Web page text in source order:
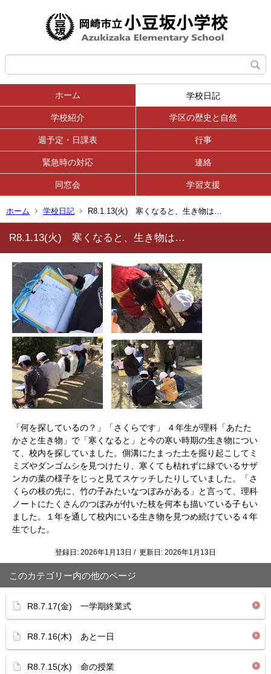
ホーム 学校日記
学校紹介 学区の歴史と自然
週予定・日課表 行事
緊急時の対応 連絡
同窓会 学習支援
ホーム 学校日記 R8.1.13(火) 寒くなると、生き物は…
R8.1.13(火) 寒くなると、生き物は…
「何を探しているの？」「さくらです」 ４年生が理科「あたた
かさと生き物」で「寒くなると」と今の寒い時期の生き物につい
て、校内を探していました。側溝にたまった土を掘り起こしてミ
ミズやダンゴムシを見つけたり、寒くても枯れずに緑でいるサザ
ンカの葉の様子をじっと見てスケッチしたりしていました。「さ
くらの枝の先に、竹の子みたいなつぼみがある」と言って、理科
ノートにたくさんのつぼみが付いた枝を何本も描いている子もい
ました。１年を通して校内にいる生き物を見つめ続けている４年
生でした。
登録日: 2026年1月13日 / 更新日: 2026年1月13日
このカテゴリー内の他のページ
R8.7.17(金) 一学期終業式
R8.7.16(木) あと一日
R8.7.15(水) 命の授業